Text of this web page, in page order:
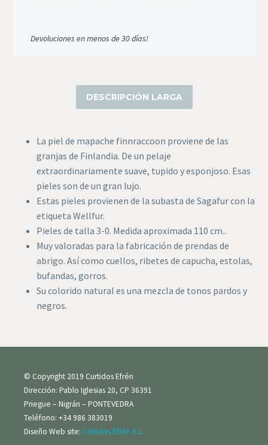
Devoluciones en menos de 30 días!
DESCRIPCIÓN LARGA
La piel de mapache finnraccoon proviene de las
granjas de Finlandia. De un pelaje
extraordinariamente suave, tupido y esponjoso. Esas
pieles son de un gran lujo.
Estas pieles provienen de la subasta de Sagafur con la
etiqueta Wellfur.
Pieles de talla 3-0. Medida aproximada 110 cm..
Muy valoradas para la fabricación de prendas de
abrigo. Así como cuellos, ribetes de capucha, estolas,
bufandas, gorros.
Su colorido natural es una mezcla de tonos pardos y
negros.
© Copyright 2019 Curtidos Efrén
Dirección: Pablo Iglesias 20, CP 36391
Priegue – Nigrán – PONTEVEDRA
Teléfono: +34 986 383019
Diseño Web site: Curtidos Efrén S.L.